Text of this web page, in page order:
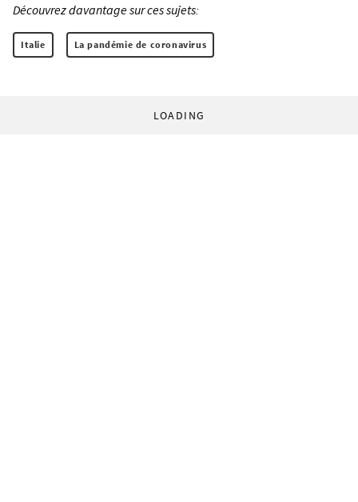
Découvrez davantage sur ces sujets:
Italie La pandémie de coronavirus
LOADING